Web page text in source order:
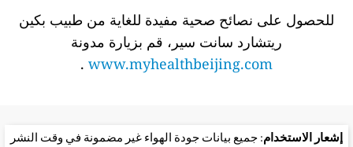
للحصول على نصائح صحية مفيدة للغاية من طبيب بكين
ريتشارد سانت سير، قم بزيارة مدونة
www.myhealthbeijing.com
.
إشعار الاستخدام: جميع بيانات جودة الهواء غير مضمونة في وقت النشر